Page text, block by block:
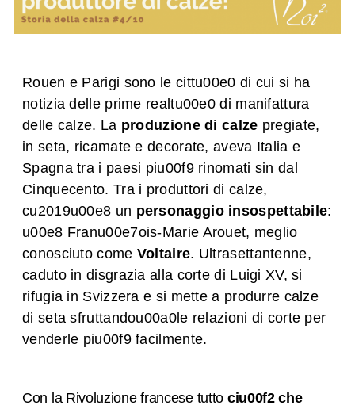
Rouen e Parigi sono le cittu00e0 di cui si ha
notizia delle prime realtu00e0 di manifattura
delle calze. La produzione di calze pregiate,
in seta, ricamate e decorate, aveva Italia e
Spagna tra i paesi piu00f9 rinomati sin dal
Cinquecento. Tra i produttori di calze,
cu2019u00e8 un personaggio insospettabile:
u00e8 Franu00e7ois-Marie Arouet, meglio
conosciuto come Voltaire. Ultrasettantenne,
caduto in disgrazia alla corte di Luigi XV, si
rifugia in Svizzera e si mette a produrre calze
di seta sfruttandou00a0le relazioni di corte per
venderle piu00f9 facilmente.
Con la Rivoluzione francese tutto ciu00f2 che